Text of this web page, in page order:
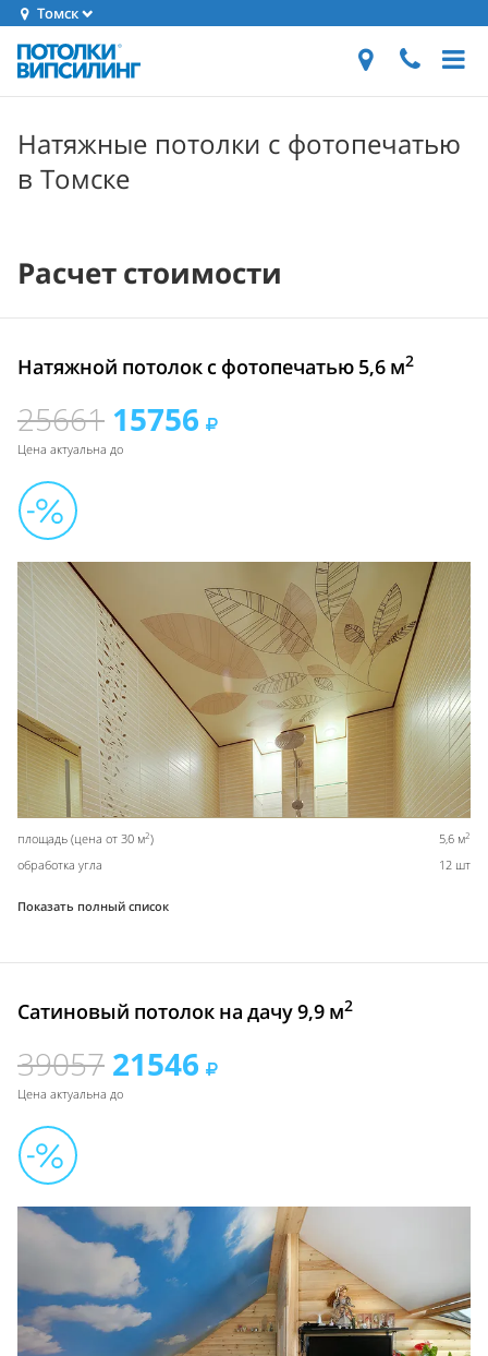
Томск
Натяжные потолки с фотопечатью
в Томске
Расчет стоимости
Натяжной потолок с фотопечатью 5,6 м2
25661 15756
Цена актуальна до
площадь (цена от 30 м2) 5,6 м2
обработка угла 12 шт
Показать полный список
Сатиновый потолок на дачу 9,9 м2
39057 21546
Цена актуальна до